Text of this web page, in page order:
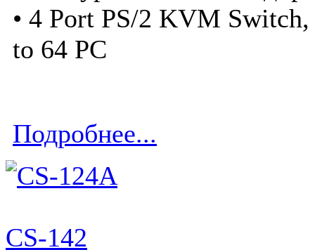
• 4 Port PS/2 KVM
to 64 PC
Подробнее...
CS-142